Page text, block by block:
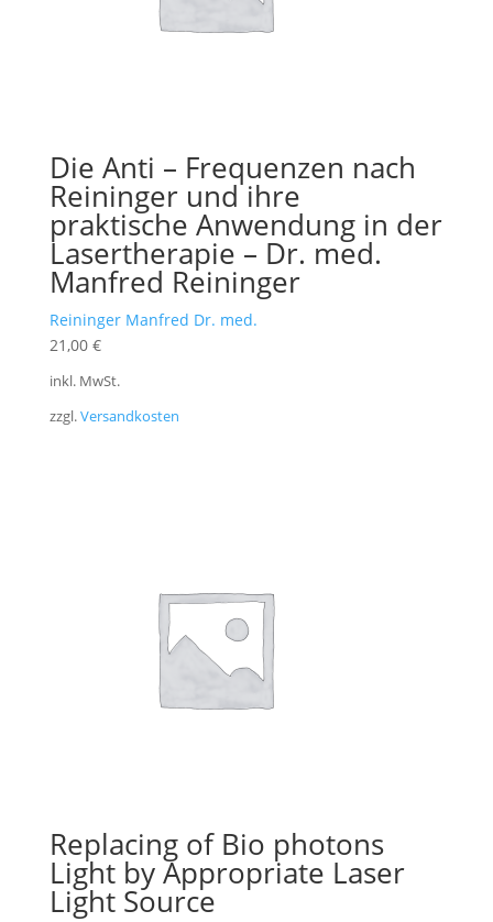
Die Anti – Frequenzen nach
Reininger und ihre
praktische Anwendung in der
Lasertherapie – Dr. med.
Manfred Reininger
Reininger Manfred Dr. med.
21,00 €
inkl. MwSt.
zzgl.Versandkosten
Replacing of Bio photons
Light by Appropriate Laser
Light Source